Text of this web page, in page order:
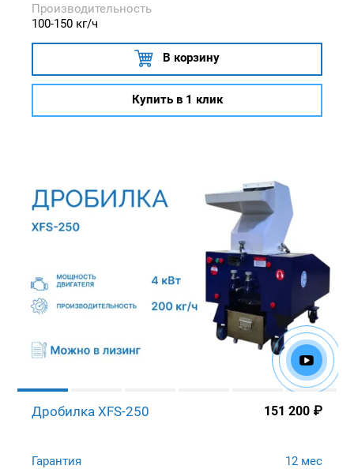
Производительность
100-150 кг/ч
В корзину
Купить в 1 клик
Дробилка XFS-250 151 200 ₽
Гарантия
12 мес